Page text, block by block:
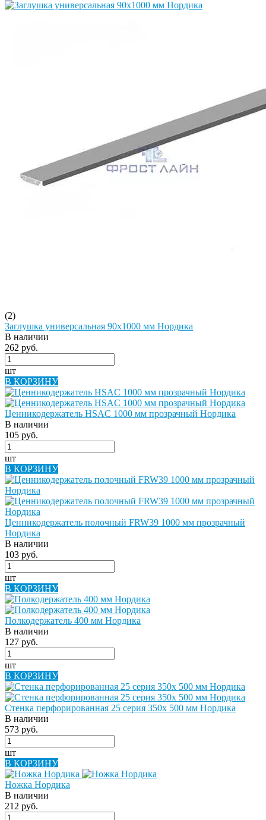
(2)
Заглушка универсальная 90х1000 мм Нордика
В наличии
262 руб.
шт
В КОРЗИНУ
Ценникодержатель HSAC 1000 мм прозрачный Нордика
В наличии
105 руб.
шт
В КОРЗИНУ
Ценникодержатель полочный FRW39 1000 мм прозрачный
Нордика
В наличии
103 руб.
шт
В КОРЗИНУ
Полкодержатель 400 мм Нордика
В наличии
127 руб.
шт
В КОРЗИНУ
Стенка перфорированная 25 серия 350х 500 мм Нордика
В наличии
573 руб.
шт
В КОРЗИНУ
Ножка Нордика
В наличии
212 руб.